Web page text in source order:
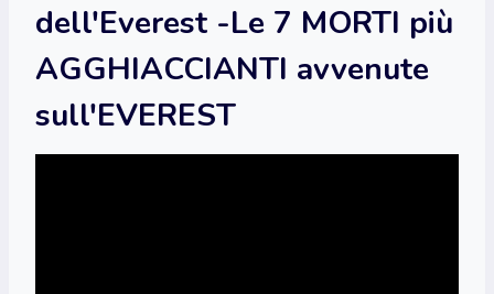
dell'Everest -Le 7 MORTI più
AGGHIACCIANTI avvenute
sull'EVEREST